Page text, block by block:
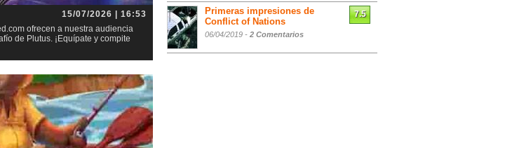
15/07/2026 | 16:53
ofrecen a nuestra audiencia
de Plutus. ¡Equípate y compite
Primeras impresiones de
Conflict of Nations
06/04/2019 - 2 Comentarios
7.5